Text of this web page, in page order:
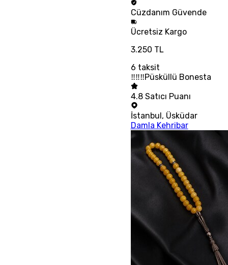
Cüzdanım Güvende
Ücretsiz Kargo
3.250 TL
6 taksit
‼‼‼Püsküllü Bonesta
4.8 Satıcı Puanı
İstanbul, Üsküdar
Damla Kehribar